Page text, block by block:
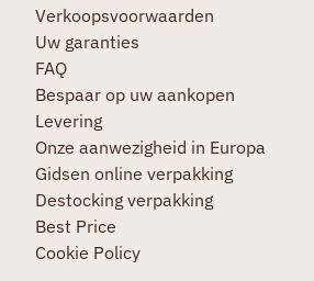
Verkoopsvoorwaarden
Uw garanties
FAQ
Bespaar op uw aankopen
Levering
Onze aanwezigheid in Europa
Gidsen online verpakking
Destocking verpakking
Best Price
Cookie Policy